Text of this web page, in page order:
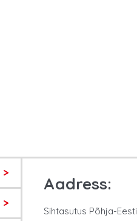
Aadress:
Sihtasutus Põhja-Eesti